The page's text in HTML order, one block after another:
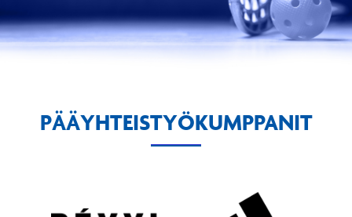
PÄÄYHTEISTYÖKUMPPANIT